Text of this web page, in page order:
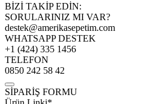
BİZİ TAKİP EDİN:
SORULARINIZ MI VAR?
destek@amerikasepetim.com
WHATSAPP DESTEK
+1 (424) 335 1456
TELEFON
0850 242 58 42
SİPARİŞ FORMU